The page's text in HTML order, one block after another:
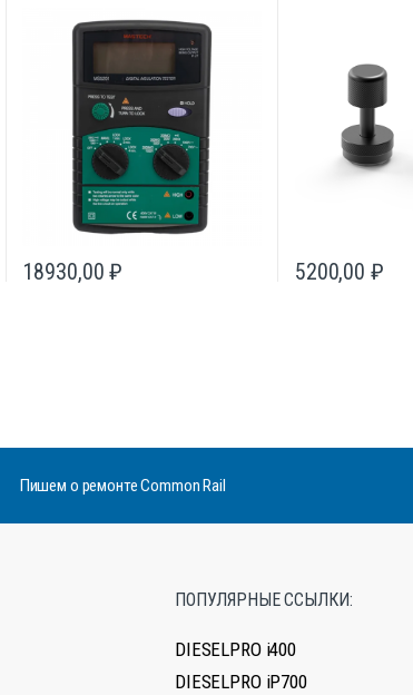
18930,00₽ 5200,00 ₽
Пишем о ремонте Common Rail
ПОПУЛЯРНЫЕ ССЫЛКИ:
DIESELPRO i400
DIESELPRO iP700